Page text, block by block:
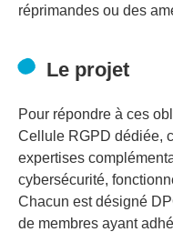
réprimandes ou des
Le projet
Pour répondre à ces
Cellule RGPD dédiée,
expertises
cybersécurité,
Chacun est désigné
de membres ayant